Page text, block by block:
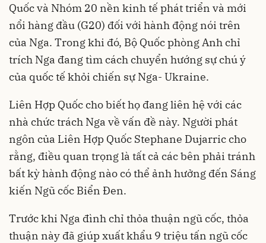
Quốc và Nhóm 20 nền kinh tế phát triển và mới
nổi hàng đầu (G20) đối với hành động nói trên
của Nga. Trong khi đó, Bộ Quốc phòng Anh chỉ
trích Nga đang tìm cách chuyển hướng sự chú ý
của quốc tế khỏi chiến sự Nga- Ukraine.
Liên Hợp Quốc cho biết họ đang liên hệ với các
nhà chức trách Nga về vấn đề này. Người phát
ngôn của Liên Hợp Quốc Stephane Dujarric cho
rằng, điều quan trọng là tất cả các bên phải tránh
bất kỳ hành động nào có thể ảnh hưởng đến Sáng
kiến Ngũ cốc Biển Đen.
Trước khi Nga đình chỉ thỏa thuận ngũ cốc, thỏa
thuận này đã giúp xuất khẩu 9 triệu tấn ngũ cốc